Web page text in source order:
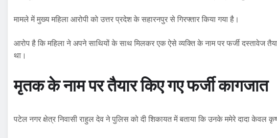
मामले में मुख्य महिला आरोपी को उत्तर प्रदेश के सहारनपुर से गिरफ्तार किया गया है।
आरोप है कि महिला ने अपने साथियों के साथ मिलकर एक ऐसे व्यक्ति के नाम पर फर्जी दस्तावेज
था।
मृतक के नाम पर तैयार किए गए फर्जी कागजात
पटेल नगर क्षेत्र निवासी राहुल देव ने पुलिस को दी शिकायत में बताया कि उनके ममेरे दादा केवल